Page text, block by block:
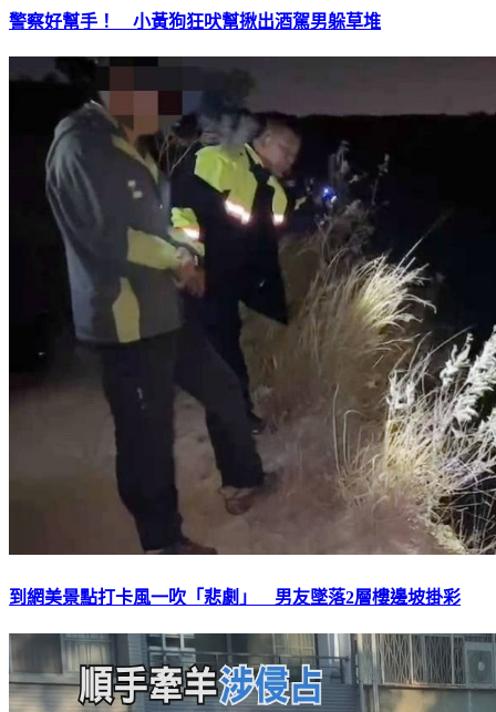
警察好幫手！ 小黃狗狂吠幫揪出酒駕男躲草堆
到網美景點打卡風一吹「悲劇」 男友墜落2層樓邊坡掛彩